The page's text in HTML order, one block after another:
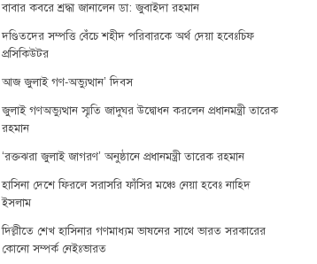
বাবার কবরে শ্রদ্ধা জানালেন ডা: জুবাইদা রহমান
দণ্ডিতদের সম্পত্তি বেঁচে শহীদ পরিবারকে অর্থ দেয়া হবেঃচিফ
প্রসিকিউটর
আজ জুলাই গণ-অভ্যুত্থান’ দিবস
জুলাই গণঅভ্যুত্থান স্মৃতি জাদুঘর উদ্বোধন করলেন প্রধানমন্ত্রী তারেক
রহমান
‘রক্তঝরা জুলাই জাগরণ’ অনুষ্ঠানে প্রধানমন্ত্রী তারেক রহমান
হাসিনা দেশে ফিরলে সরাসরি ফাঁসির মঞ্চে নেয়া হবেঃ নাহিদ
ইসলাম
দিল্লীতে শেখ হাসিনার গণমাধ্যম ভাষনের সাথে ভারত সরকারের
কোনো সম্পর্ক নেইঃভারত